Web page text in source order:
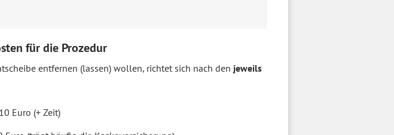
für die Prozedur
entfernen (lassen) wollen, richtet sich nach den jeweils
Euro (+ Zeit)